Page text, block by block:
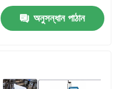
অনুসন্ধান পাঠান